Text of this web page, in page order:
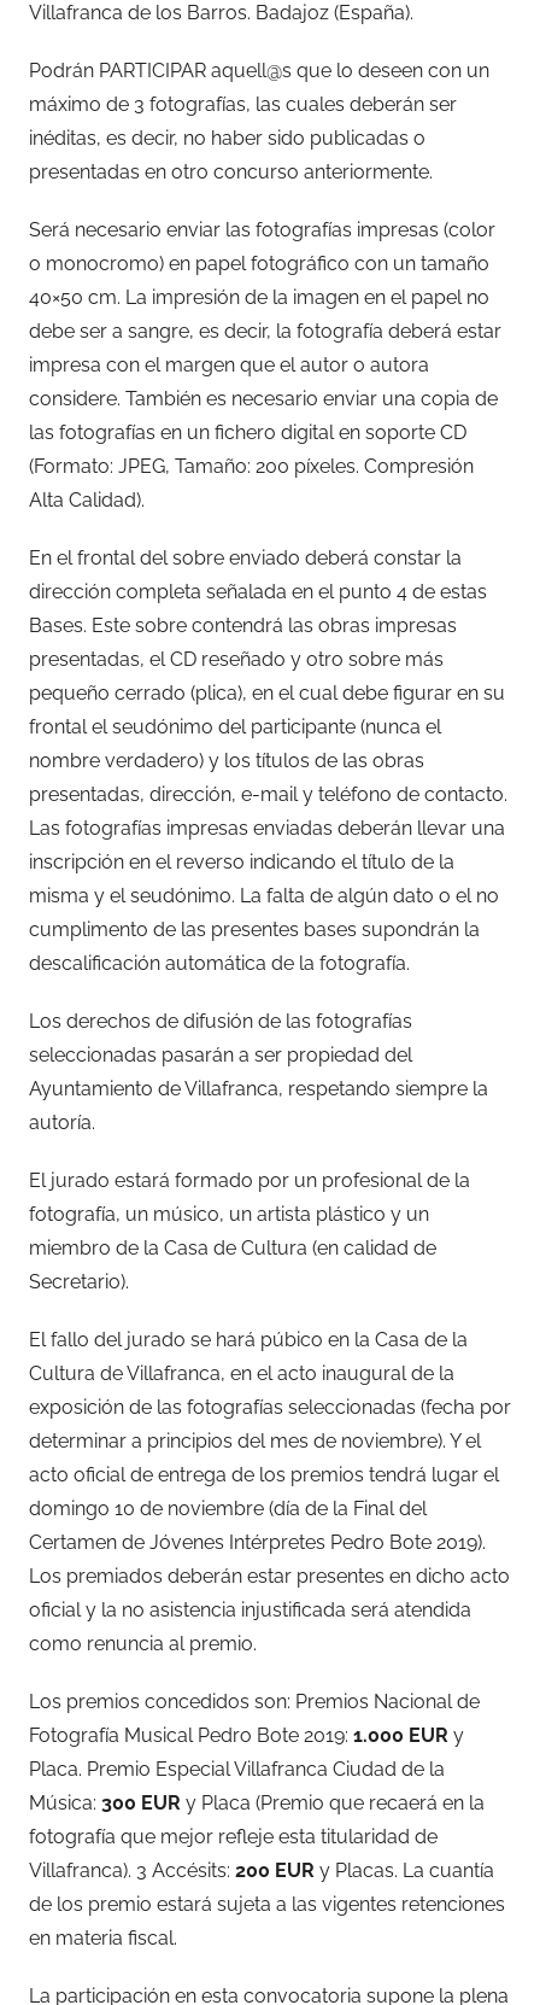
Villafranca de los Barros. Badajoz (España).
Podrán PARTICIPAR aquell@s que lo deseen con un
máximo de 3 fotografías, las cuales deberán ser
inéditas, es decir, no haber sido publicadas o
presentadas en otro concurso anteriormente.
Será necesario enviar las fotografías impresas (color
o monocromo) en papel fotográfico con un tamaño
40×50 cm. La impresión de la imagen en el papel no
debe ser a sangre, es decir, la fotografía deberá estar
impresa con el margen que el autor o autora
considere. También es necesario enviar una copia de
las fotografías en un fichero digital en soporte CD
(Formato: JPEG, Tamaño: 200 píxeles. Compresión
Alta Calidad).
En el frontal del sobre enviado deberá constar la
dirección completa señalada en el punto 4 de estas
Bases. Este sobre contendrá las obras impresas
presentadas, el CD reseñado y otro sobre más
pequeño cerrado (plica), en el cual debe figurar en su
frontal el seudónimo del participante (nunca el
nombre verdadero) y los títulos de las obras
presentadas, dirección, e-mail y teléfono de contacto.
Las fotografías impresas enviadas deberán llevar una
inscripción en el reverso indicando el título de la
misma y el seudónimo. La falta de algún dato o el no
cumplimento de las presentes bases supondrán la
descalificación automática de la fotografía.
Los derechos de difusión de las fotografías
seleccionadas pasarán a ser propiedad del
Ayuntamiento de Villafranca, respetando siempre la
autoría.
El jurado estará formado por un profesional de la
fotografía, un músico, un artista plástico y un
miembro de la Casa de Cultura (en calidad de
Secretario).
El fallo del jurado se hará púbico en la Casa de la
Cultura de Villafranca, en el acto inaugural de la
exposición de las fotografías seleccionadas (fecha por
determinar a principios del mes de noviembre). Y el
acto oficial de entrega de los premios tendrá lugar el
domingo 10 de noviembre (día de la Final del
Certamen de Jóvenes Intérpretes Pedro Bote 2019).
Los premiados deberán estar presentes en dicho acto
oficial y la no asistencia injustificada será atendida
como renuncia al premio.
Los premios concedidos son: Premios Nacional de
Fotografía Musical Pedro Bote 2019: 1.000 EUR y
Placa. Premio Especial Villafranca Ciudad de la
Música: 300 EUR y Placa (Premio que recaerá en la
fotografía que mejor refleje esta titularidad de
Villafranca). 3 Accésits: 200 EUR y Placas. La cuantía
de los premio estará sujeta a las vigentes retenciones
en materia fiscal.
La participación en esta convocatoria supone la plena